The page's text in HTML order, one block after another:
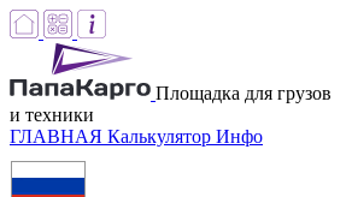
Площадка для грузов
и техники
ГЛАВНАЯ Калькулятор Инфо